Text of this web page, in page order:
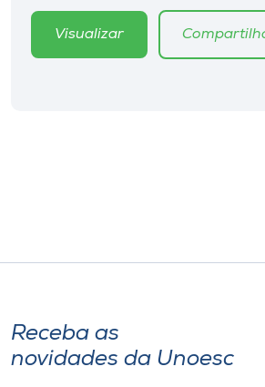
Editora
Rádio
Visualizar
Receba as
novidades da Unoesc